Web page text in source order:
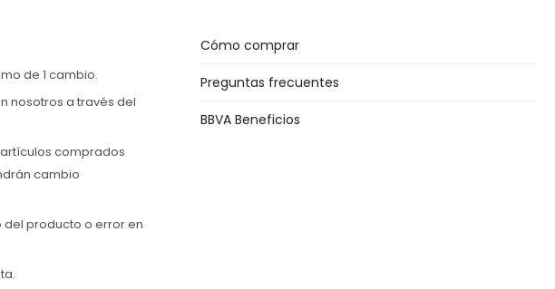
de 1 cambio.
nosotros a través del
comprados
cambio
producto o error en
Cómo comprar
Preguntas frecuentes
BBVA Beneficios